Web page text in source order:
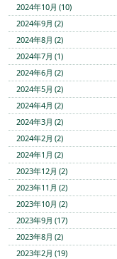
2024年10月 (10)
2024年9月 (2)
2024年8月 (2)
2024年7月 (1)
2024年6月 (2)
2024年5月 (2)
2024年4月 (2)
2024年3月 (2)
2024年2月 (2)
2024年1月 (2)
2023年12月 (2)
2023年11月 (2)
2023年10月 (2)
2023年9月 (17)
2023年8月 (2)
2023年2月 (19)